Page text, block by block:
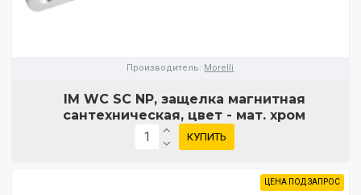
Производитель: Morelli
IM WC SC NP, защелка магнитная
сантехническая, цвет - мат. хром
КУПИТЬ
ЦЕНА ПОД ЗАПРОС